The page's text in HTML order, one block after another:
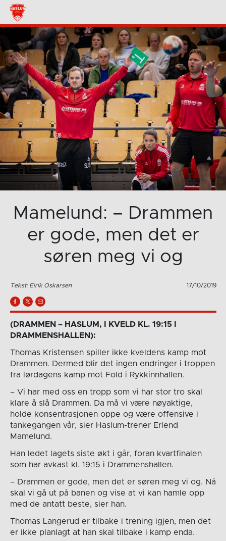
Mamelund: – Drammen
er gode, men det er
søren meg vi og
Tekst: Eirik Oskarsen 17/10/2019
(DRAMMEN – HASLUM, I KVELD KL. 19:15 I
DRAMMENSHALLEN):
Thomas Kristensen spiller ikke kveldens kamp mot
Drammen. Dermed blir det ingen endringer i troppen
fra lørdagens kamp mot Fold i Rykkinnhallen.
– Vi har med oss en tropp som vi har stor tro skal
klare å slå Drammen. Da må vi være nøyaktige,
holde konsentrasjonen oppe og være offensive i
tankegangen vår, sier Haslum-trener Erlend
Mamelund.
Han ledet lagets siste økt i går, foran kvartfinalen
som har avkast kl. 19:15 i Drammenshallen.
– Drammen er gode, men det er søren meg vi og. Nå
skal vi gå ut på banen og vise at vi kan hamle opp
med de antatt beste, sier han.
Thomas Langerud er tilbake i trening igjen, men det
er ikke planlagt at han skal tilbake i kamp enda.